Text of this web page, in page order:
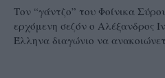
Τον “γάντζο” του Φοίνικα
ερχόμενη σεζόν ο Αλέξανδρος
Έλληνα διαγώνιο να